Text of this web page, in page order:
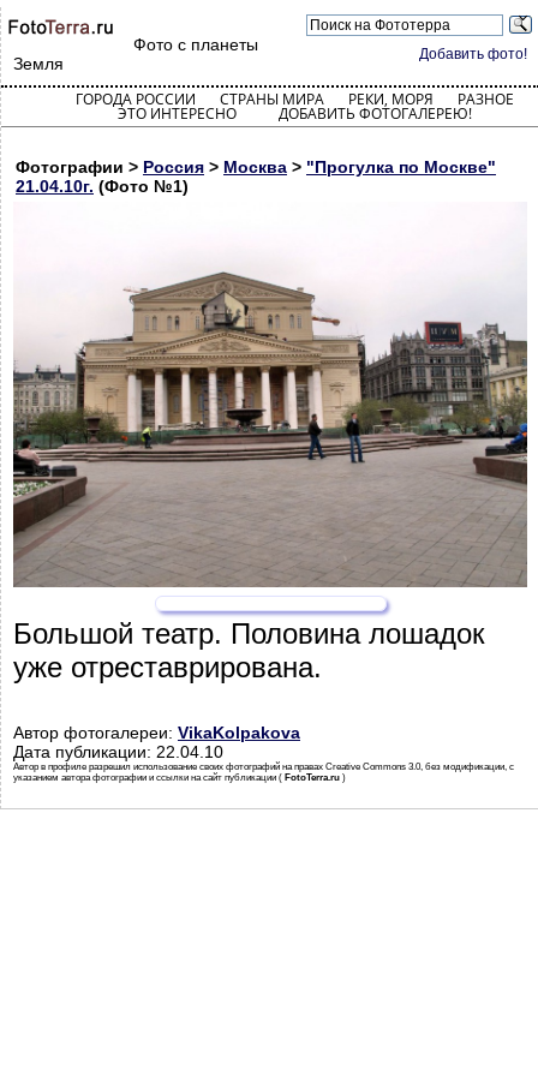
Добавить фото!
Фото с планеты
Земля
ГОРОДА РОССИИ СТРАНЫ МИРА РЕКИ, МОРЯ РАЗНОЕ
ЭТО ИНТЕРЕСНО ДОБАВИТЬ ФОТОГАЛЕРЕЮ!
Фотографии > Россия > Москва > "Прогулка по Москве"
21.04.10г. (Фото №1)
Большой театр. Половина лошадок
уже отреставрирована.
Автор фотогалереи: VikaKolpakova
Дата публикации: 22.04.10
Автор в профиле разрешил использование своих фотографий на правах Creative Commons 3.0, без модификации, с
указанием автора фотографии и ссылки на сайт публикации ( FotoTerra.ru )